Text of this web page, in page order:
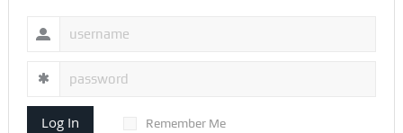
Log In Remember Me